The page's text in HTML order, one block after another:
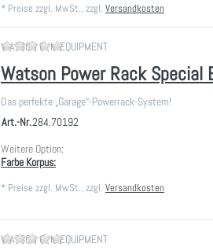
* Preise zzgl. MwSt., zzgl. Versandkosten
WATSON GYM EQUIPMENTZu diesem Produkt liegen
Watson Power Rack Special
Das perfekte „Garage“-Powerrack-System!
Art.-Nr.284.70192
Weitere Option:
Farbe Korpus:
* Preise zzgl. MwSt., zzgl. Versandkosten
WATSON GYM EQUIPMENTZu diesem Produkt liegen